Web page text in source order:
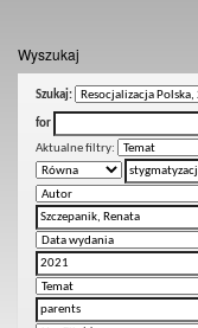
Wyszukaj
Szukaj:
for
Aktualne filtry: